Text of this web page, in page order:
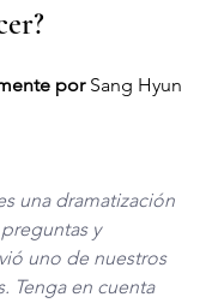
por Sang Hyun
una dramatización
y
uno de nuestros
Tenga en cuenta